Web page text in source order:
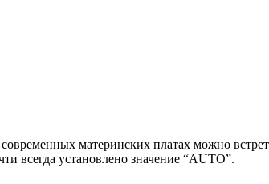
материнских платах можно
всегда установлено значение “AUTO”.